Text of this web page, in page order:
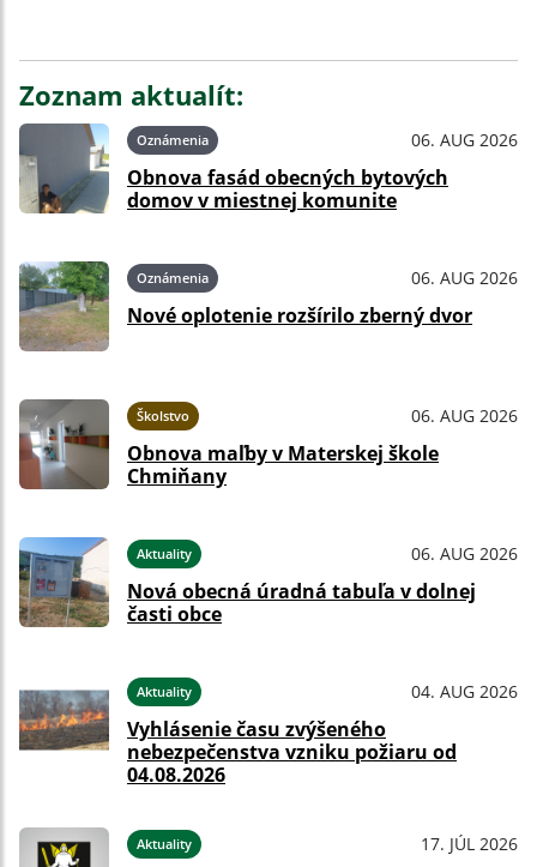
Zoznam aktualít:
Oznámenia 06. AUG 2026
Obnova fasád obecných bytových
domov v miestnej komunite
Oznámenia 06. AUG 2026
Nové oplotenie rozšírilo zberný dvor
Školstvo 06. AUG 2026
Obnova maľby v Materskej škole
Chmiňany
Aktuality 06. AUG 2026
Nová obecná úradná tabuľa v dolnej
časti obce
Aktuality 04. AUG 2026
Vyhlásenie času zvýšeného
nebezpečenstva vzniku požiaru od
04.08.2026
Aktuality 17. JÚL 2026